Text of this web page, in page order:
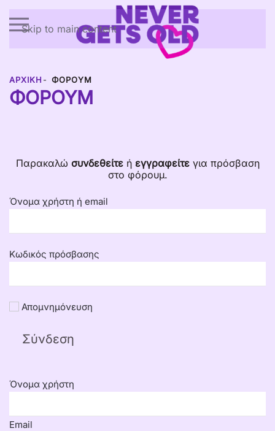
Skip to main content
ΑΡΧΙΚΉ ΦΌΡΟΥΜ
ΦΌΡΟΥΜ
Παρακαλώ συνδεθείτεή εγγραφείτεγια πρόσβαση
στο φόρουμ.
Όνομα χρήστη ή email
Κωδικός πρόσβασης
Απομνημόνευση
Όνομα χρήστη
Email